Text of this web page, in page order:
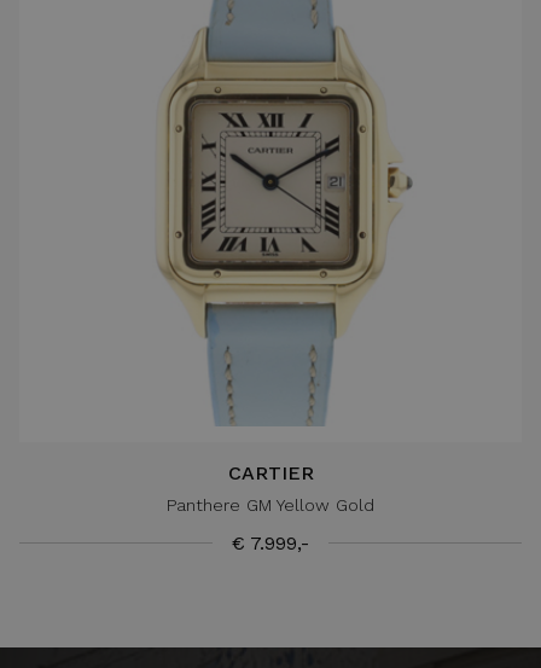
CARTIER
Panthere GM Yellow Gold
€ 7.999,-